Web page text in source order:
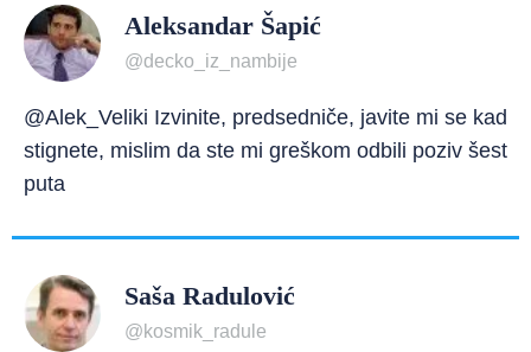
Aleksandar Šapić
@decko_iz_nambije
@Alek_Veliki Izvinite, predsedniče, javite mi se kad
stignete, mislim da ste mi greškom odbili poziv šest
puta
Saša Radulović
@kosmik_radule